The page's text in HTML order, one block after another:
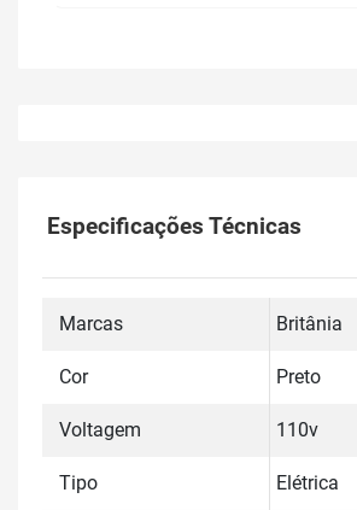
Especificações Técnicas
Marcas Britânia
Cor Preto
Voltagem 110v
Tipo Elétrica